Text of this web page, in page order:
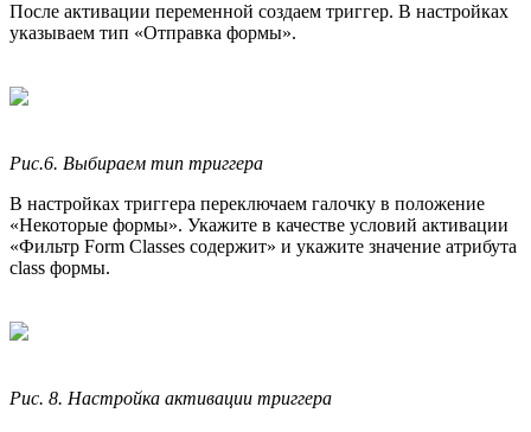
После активации переменной создаем триггер. В настройках
указываем тип «Отправка формы».
Рис.6. Выбираем тип триггера
В настройках триггера переключаем галочку в положение
«Некоторые формы». Укажите в качестве условий активации
«Фильтр Form Classes содержит» и укажите значение атрибута
class формы.
Рис. 8. Настройка активации триггера